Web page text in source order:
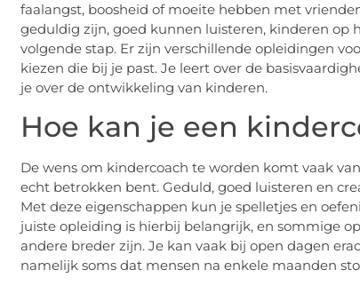
faalangst, boosheid of moeite hebben met
geduldig zijn, goed kunnen luisteren, kinderen op
volgende stap. Er zijn verschillende opleidingen
kiezen die bij je past. Je leert over de
je over de ontwikkeling van kinderen.
Hoe kan je een
De wens om kindercoach te worden komt vaak
echt betrokken bent. Geduld, goed luisteren en
Met deze eigenschappen kun je spelletjes en
juiste opleiding is hierbij belangrijk, en sommige
andere breder zijn. Je kan vaak bij open dagen
namelijk soms dat mensen na enkele maanden